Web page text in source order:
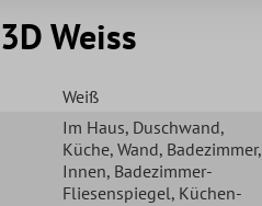
Weiss
Weiß
Im Haus, Duschwand,
Küche, Wand, Badezimmer,
Innen, Badezimmer-
Fliesenspiegel, Küchen-